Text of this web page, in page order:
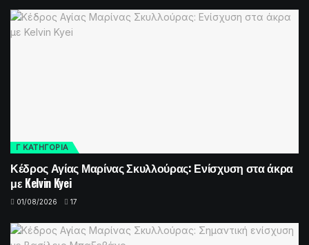
Γ ΚΑΤΗΓΟΡΙΑ
Κέδρος Αγίας Μαρίνας Σκυλλούρας: Ενίσχυση στα άκρα
με Kelvin Kyei
01/08/2026 17